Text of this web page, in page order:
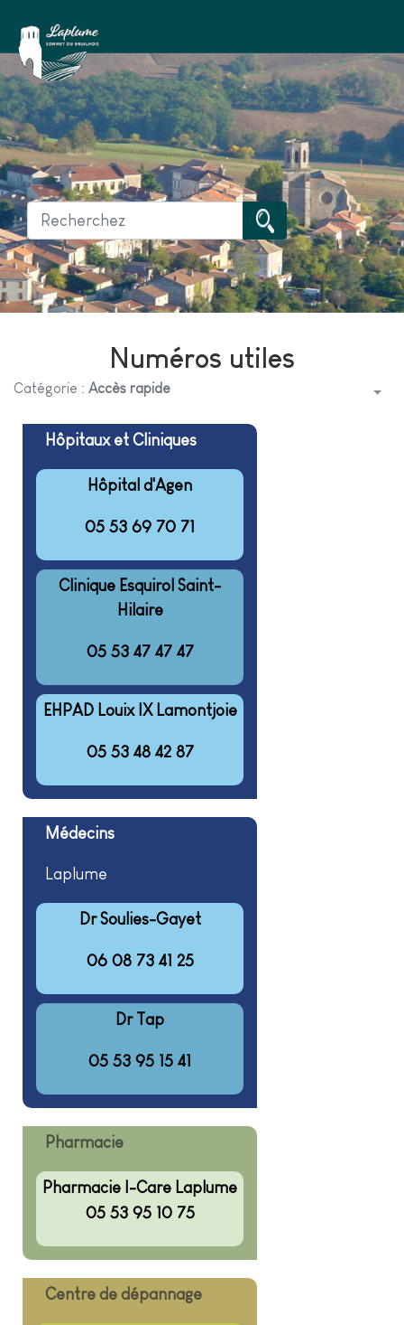
Numéros utiles
Catégorie : Accès rapide
Hôpitaux et Cliniques
Hôpital d'Agen
05 53 69 70 71
Clinique Esquirol Saint-
Hilaire
05 53 47 47 47
EHPAD Louix IX Lamontjoie
05 53 48 42 87
Médecins
Laplume
Dr Soulies-Gayet
06 08 73 41 25
Dr Tap
05 53 95 15 41
Pharmacie
Pharmacie I-Care Laplume
05 53 95 10 75
Centre de dépannage